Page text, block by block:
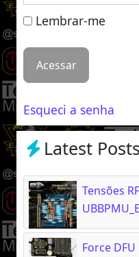
Lembrar-me
Esqueci a senha
Latest Posts
Tensões
UBBPMU_E
Force